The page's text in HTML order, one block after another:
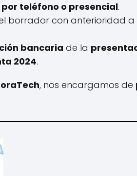
por teléfono o presencial.
borrador con anterioridad a
bancaria de la
2024.
, nos encargamos de